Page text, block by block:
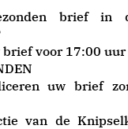
brief in
voor 17:00
uw brief
van de